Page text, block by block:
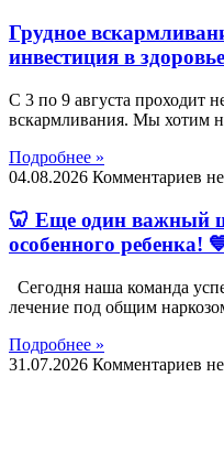
Грудное
инвестиция в
С 3 по 9 августа проходит
вскармливания. Мы хотим
Подробнее »
04.08.2026 Комментариев
🦷 Еще один важный
особенного ребенка!
Сегодня наша команда
лечение под общим
Подробнее »
31.07.2026 Комментариев